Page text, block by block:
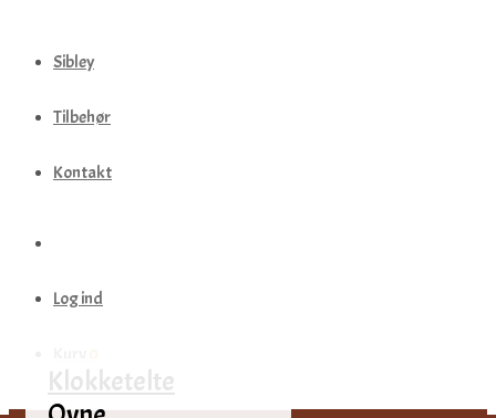
Sibley
Tilbehør
Kontakt
Log ind
Klokketelte